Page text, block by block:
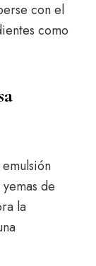
con el
como
de
la